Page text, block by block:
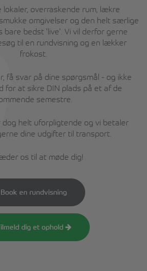
lokaler, overraskende rum, lækre
omgivelser og den helt særlige
bare bedst 'live'. Vi vil derfor gerne
til en rundvisning og en lækker
frokost.
få svar på dine spørgsmål - og ikke
for at sikre DIN plads på et af de
semestre.
dog helt uforpligtende og vi betaler
dine udgifter til transport.
os til at møde dig!
Book en rundvisning
dig et ophold